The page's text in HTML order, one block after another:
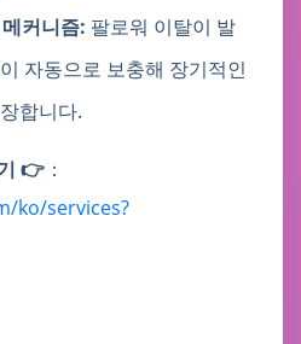
커니즘: 팔로워 이탈이 발
자동으로 보충해 장기적인
합니다.
👉 ：
ko/services?